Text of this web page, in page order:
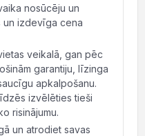
nosūcēju un
un izdevīga cena
veikalā, gan pēc
garantiju, līzinga
apkalpošanu.
izvēlēties tieši
risinājumu.
un atrodiet savas